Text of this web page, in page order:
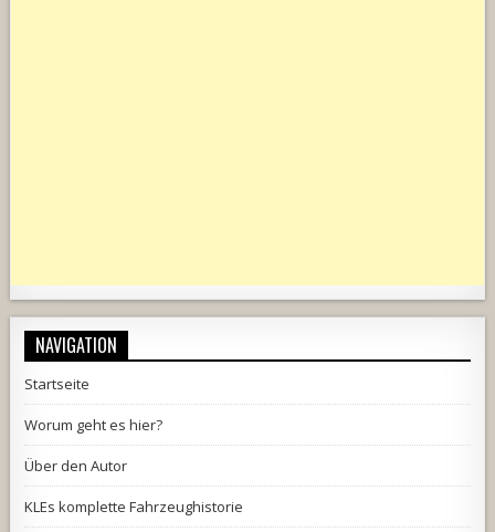
NAVIGATION
Startseite
Worum geht es hier?
Über den Autor
KLEs komplette Fahrzeughistorie